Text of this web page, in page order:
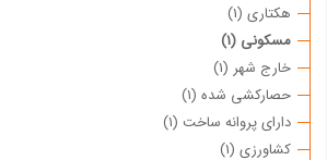
هکتاری (1)
مسکونی (1)
خارج شهر (1)
حصارکشی شده (1)
دارای پروانه ساخت (1)
کشاورزی (1)